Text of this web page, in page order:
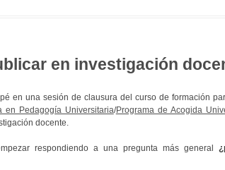
en investigación
en una sesión de clausura del curso de formación
en Pedagogía Universitaria/Programa de Acogida
docente.
respondiendo a una pregunta más general